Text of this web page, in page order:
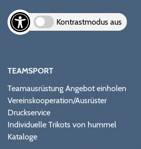
Kontrastmodus aus
TEAMSPORT
Teamausrüstung Angebot einholen
Vereinskooperation/Ausrüster
Druckservice
Individuelle Trikots von hummel
Kataloge